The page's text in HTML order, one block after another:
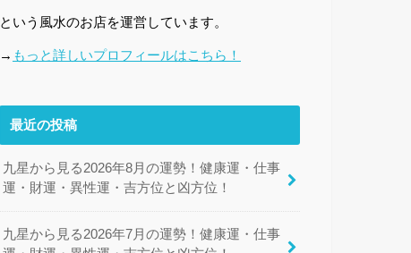
という風水のお店を運営しています。
→ もっと詳しいプロフィールはこちら！
最近の投稿
九星から見る2026年8月の運勢！健康運・仕事
運・財運・異性運・吉方位と凶方位！
九星から見る2026年7月の運勢！健康運・仕事